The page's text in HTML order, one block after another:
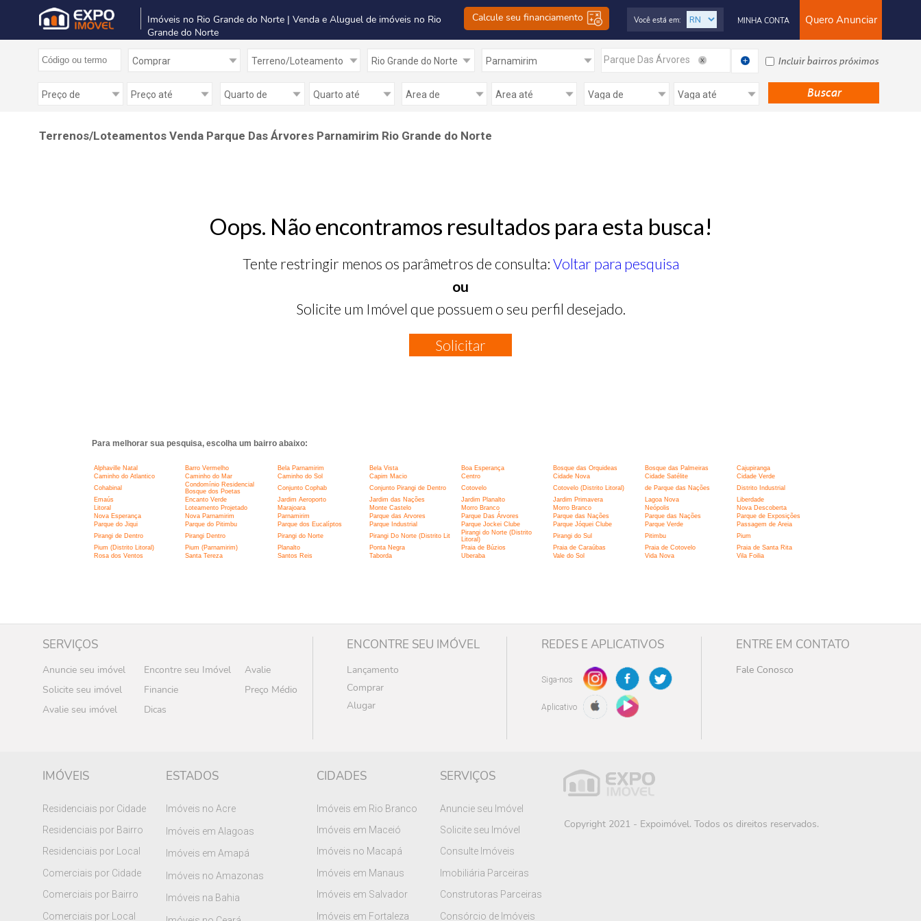
Imóveis no Rio Grande do Norte | Venda e Aluguel de imóveis no Rio
Grande do Norte
Calcule seu financiamento Quero Anunciar
MINHA CONTA
Você está em:
Parque Das Árvores Incluir bairros próximos
Terrenos/Loteamentos Venda Parque Das Árvores Parnamirim Rio Grande do Norte
Oops. Não encontramos resultados para esta busca!
Tente restringir menos os parâmetros de consulta: Voltar para pesquisa
ou
Solicite um Imóvel que possuem o seu perfil desejado.
Solicitar
Para melhorar sua pesquisa, escolha um bairro abaixo:
Alphaville Natal Barro Vermelho Bela Parnamirim Bela Vista Boa Esperança Bosque das Orquideas Bosque das Palmeiras
Cajupiranga
Caminho do Atlantico
Caminho do Mar Caminho do Sol Capim Macio Centro Cidade Nova Cidade Satélite
Cidade Verde
Cohabinal
Condomínio Residencial
Bosque dos Poetas
Conjunto Cophab Conjunto Pirangi de Dentro Cotovelo Cotovelo (Distrito Litoral) de Parque das Nações
Distrito Industrial
Emaús
Encanto Verde Jardim Aeroporto Jardim das Nações Jardim Planalto Jardim Primavera Lagoa Nova
Liberdade
Litoral
Loteamento Projetado Marajoara Monte Castelo Morro Branco Morro Branco Neópolis
Nova Descoberta
Nova Esperança
Nova Parnamirim Parnamirim Parque das Arvores Parque Das Árvores Parque das Nações Parque das Nações
Parque de Exposições
Parque do Jiqui
Parque do Pitimbu Parque dos Eucalíptos Parque Industrial Parque Jockei Clube Parque Jóquei Clube Parque Verde
Passagem de Areia
Pirangi de Dentro
Pirangi Dentro Pirangi do Norte Pirangi Do Norte (Distrito Lit
Pirangi do Norte (Distrito
Litoral)
Pirangi do Sul Pitimbu
Pium
Pium (Distrito Litoral)
Pium (Parnamirim) Planalto Ponta Negra Praia de Búzios Praia de Caraúbas Praia de Cotovelo
Praia de Santa Rita
Rosa dos Ventos
Santa Tereza Santos Reis Taborda Uberaba Vale do Sol Vida Nova Vila Foilia
SERVIÇOS
Anuncie seu imóvel Encontre seu Imóvel
Avalie
Solicite seu imóvel
Financie
Preço Médio
Avalie seu imóvel
Dicas
ENCONTRE SEU IMÓVEL
Lançamento
Comprar
Alugar
REDES E APLICATIVOS
Siga-nos
Aplicativo
ENTRE EM CONTATO
Fale Conosco
IMÓVEIS
Residenciais por Cidade
Residenciais por Bairro
Residenciais por Local
Comerciais por Cidade
Comerciais por Bairro
Comerciais por Local
ESTADOS
Imóveis no Acre
Imóveis em Alagoas
Imóveis em Amapá
Imóveis no Amazonas
Imóveis na Bahia
CIDADES
Imóveis em Rio Branco
Imóveis em Maceió
Imóveis no Macapá
Imóveis em Manaus
Imóveis em Salvador
Imóveis em Fortaleza
SERVIÇOS
Anuncie seu Imóvel
Solicite seu Imóvel
Consulte Imóveis
Imobiliária Parceiras
Construtoras Parceiras
Consórcio de Imóveis
Copyright 2021 - Expoimóvel. Todos os direitos reservados.